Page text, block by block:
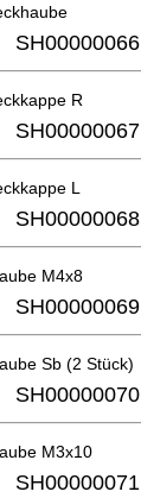
SH00000066
R
SH00000067
L
SH00000068
M4x8
SH00000069
Sb (2 Stück)
SH00000070
M3x10
SH00000071